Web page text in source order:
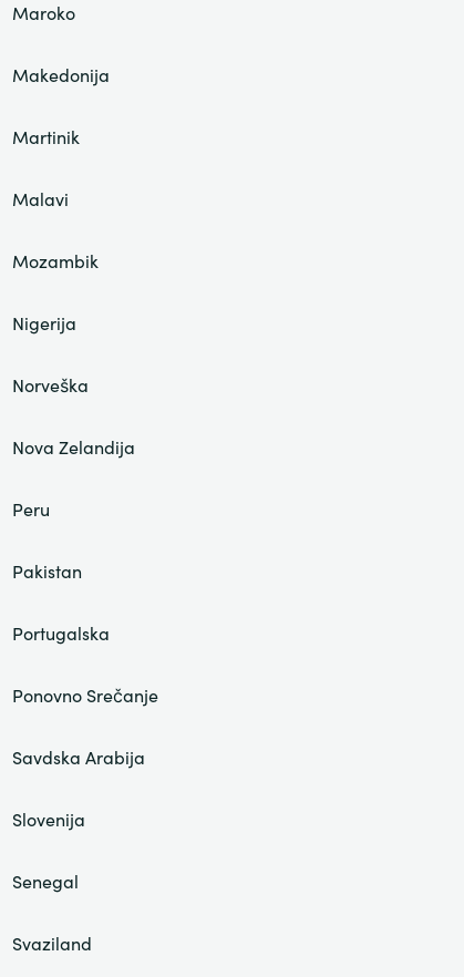
Maroko
Makedonija
Martinik
Malavi
Mozambik
Nigerija
Norveška
Nova Zelandija
Peru
Pakistan
Portugalska
Ponovno Srečanje
Savdska Arabija
Slovenija
Senegal
Svaziland